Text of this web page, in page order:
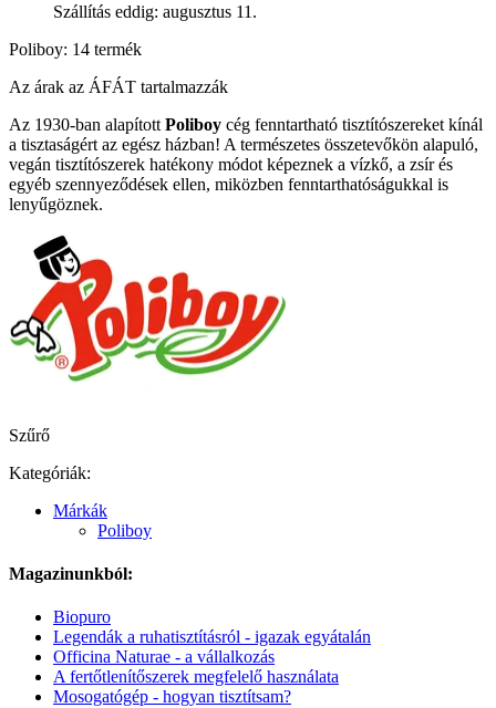
Szállítás eddig: augusztus 11.
Poliboy: 14 termék
Az árak az ÁFÁT tartalmazzák
Az 1930-ban alapított Poliboy cég fenntartható tisztítószereket kínál
a tisztaságért az egész házban! A természetes összetevőkön alapuló,
vegán tisztítószerek hatékony módot képeznek a vízkő, a zsír és
egyéb szennyeződések ellen, miközben fenntarthatóságukkal is
lenyűgöznek.
Szűrő
Kategóriák:
Márkák
Poliboy
Magazinunkból:
Biopuro
Legendák a ruhatisztításról - igazak egyátalán
Officina Naturae - a vállalkozás
A fertőtlenítőszerek megfelelő használata
Mosogatógép - hogyan tisztítsam?